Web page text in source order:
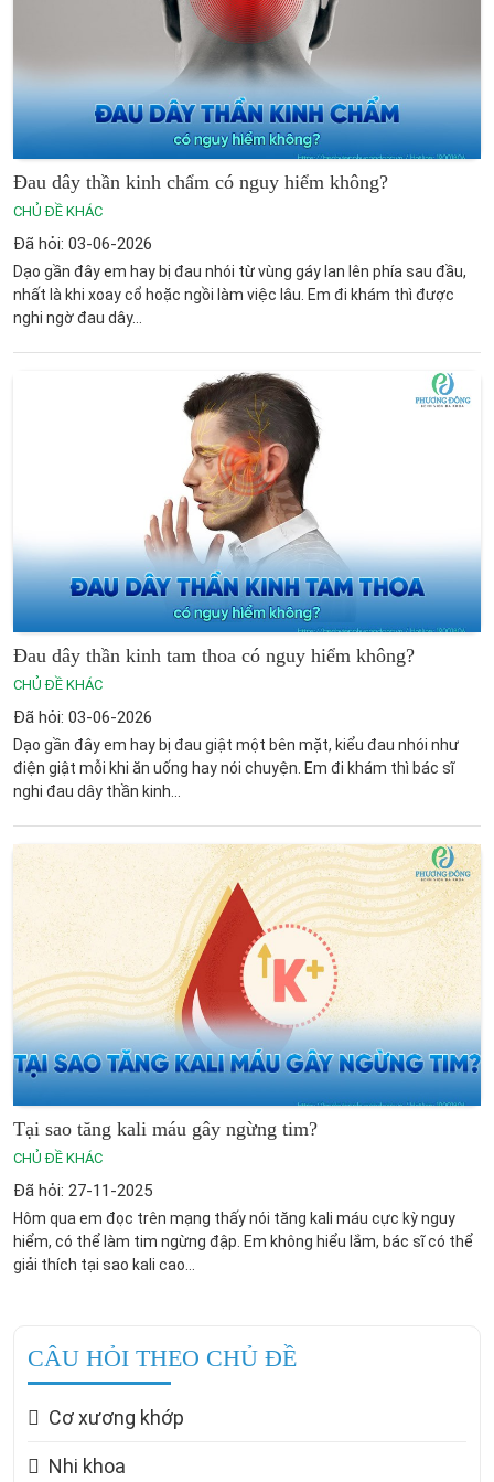
Đau dây thần kinh chẩm có nguy hiểm không?
CHỦ ĐỀ KHÁC
Đã hỏi: 03-06-2026
Dạo gần đây em hay bị đau nhói từ vùng gáy lan lên phía sau đầu,
nhất là khi xoay cổ hoặc ngồi làm việc lâu. Em đi khám thì được
nghi ngờ đau dây...
Đau dây thần kinh tam thoa có nguy hiểm không​?
CHỦ ĐỀ KHÁC
Đã hỏi: 03-06-2026
Dạo gần đây em hay bị đau giật một bên mặt, kiểu đau nhói như
điện giật mỗi khi ăn uống hay nói chuyện. Em đi khám thì bác sĩ
nghi đau dây thần kinh...
Tại sao tăng kali máu gây ngừng tim?
CHỦ ĐỀ KHÁC
Đã hỏi: 27-11-2025
Hôm qua em đọc trên mạng thấy nói tăng kali máu cực kỳ nguy
hiểm, có thể làm tim ngừng đập. Em không hiểu lắm, bác sĩ có thể
giải thích tại sao kali cao...
CÂU HỎI THEO CHỦ ĐỀ
Cơ xương khớp
Nhi khoa